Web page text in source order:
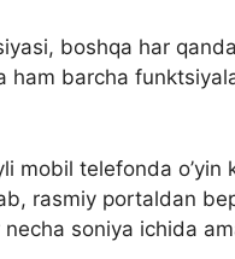
boshqa har
ham barcha
mobil telefonda o’yin
rasmiy portaldan
soniya ichida